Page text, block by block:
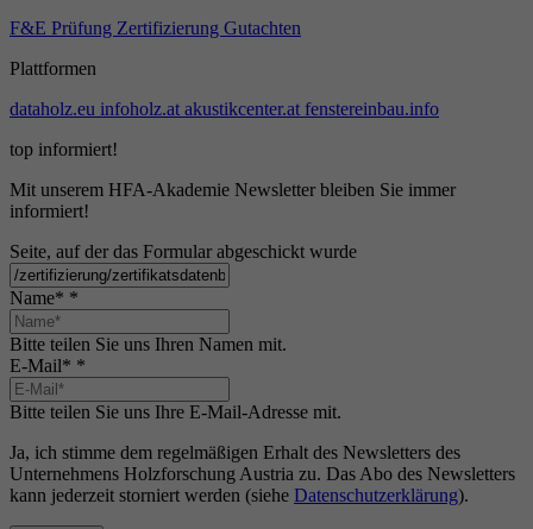
F&E Prüfung Zertifizierung Gutachten
Plattformen
dataholz.eu infoholz.at akustikcenter.at fenstereinbau.info
top informiert!
Mit unserem HFA-Akademie Newsletter bleiben Sie immer
informiert!
Seite, auf der das Formular abgeschickt wurde
Name* *
Bitte teilen Sie uns Ihren Namen mit.
E-Mail* *
Bitte teilen Sie uns Ihre E-Mail-Adresse mit.
Ja, ich stimme dem regelmäßigen Erhalt des Newsletters des
Unternehmens Holzforschung Austria zu. Das Abo des Newsletters
kann jederzeit storniert werden (siehe Datenschutzerklärung).